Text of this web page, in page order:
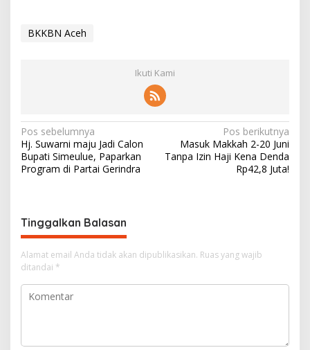
BKKBN Aceh
Ikuti Kami
N
a
v
g
a
s
i
p
Pos sebelumnya
Hj. Suwarni maju Jadi Calon
Bupati Simeulue, Paparkan
Program di Partai Gerindra
Pos berikutnya
Masuk Makkah 2-20 Juni
Tanpa Izin Haji Kena Denda
Rp42,8 Juta!
Tinggalkan Balasan
Alamat email Anda tidak akan dipublikasikan. Ruas yang wajib
ditandai *